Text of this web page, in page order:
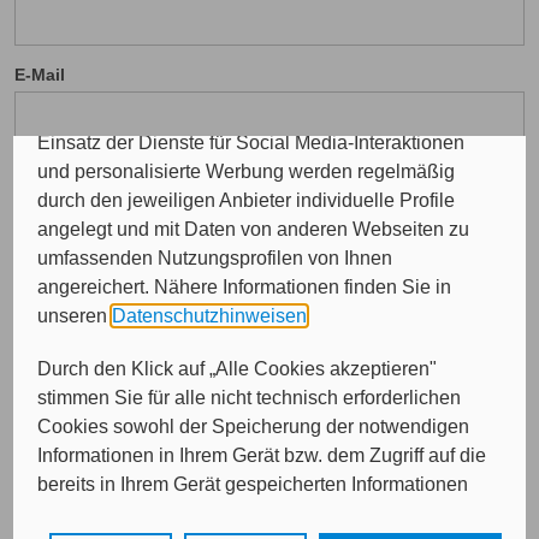
Insgesamt werden Ihre Daten an maximal sechs
Einsatz der Dienste für Social Media-Interaktionen
und personalisierte Werbung werden regelmäßig
durch den jeweiligen Anbieter individuelle Profile
angelegt und mit Daten von anderen Webseiten zu
umfassenden Nutzungsprofilen von Ihnen
angereichert. Nähere Informationen finden Sie in
unseren Datenschutzhinweisen
Durch den Klick auf „Alle Cookies akzeptieren"
stimmen Sie für alle nicht technisch erforderlichen
Cookies sowohl der Speicherung der notwendigen
Informationen in Ihrem Gerät bzw. dem Zugriff auf die
bereits in Ihrem Gerät gespeicherten Informationen
E-Mail
Von wem möchten Sie beraten werden?
Bitte treffen Sie eine Auswahl...